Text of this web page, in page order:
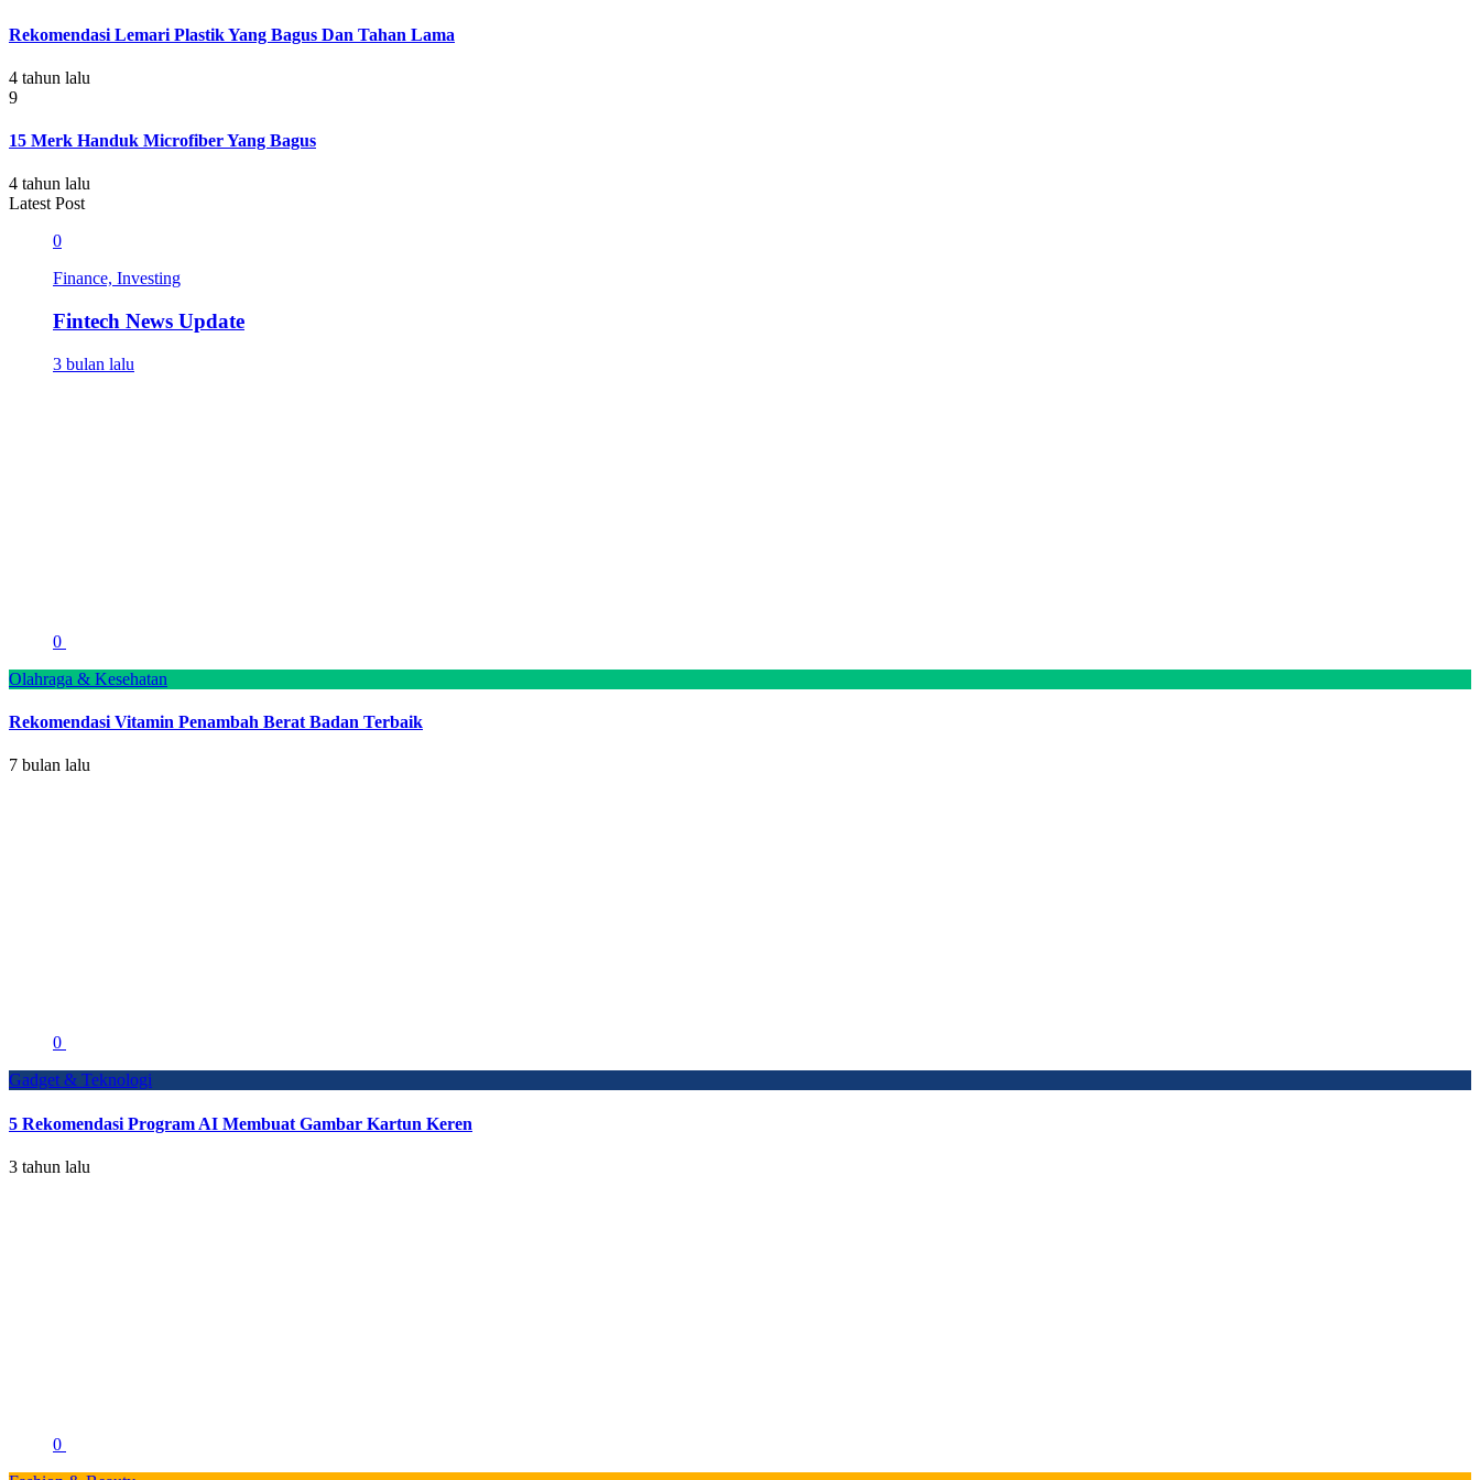
Rekomendasi Lemari Plastik Yang Bagus Dan Tahan Lama
4 tahun lalu
9
15 Merk Handuk Microfiber Yang Bagus
4 tahun lalu
Latest Post
0
Finance, Investing
Fintech News Update
3 bulan lalu
0
Olahraga & Kesehatan
Rekomendasi Vitamin Penambah Berat Badan Terbaik
7 bulan lalu
0
Gadget & Teknologi
5 Rekomendasi Program AI Membuat Gambar Kartun Keren
3 tahun lalu
0